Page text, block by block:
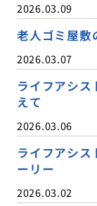
2026.03.09
老人ゴミ屋敷
2026.03.07
ライフアシ
えて
2026.03.06
ライフアシ
ーリー
2026.03.02